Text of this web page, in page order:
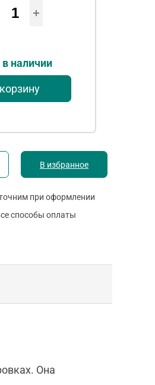
в наличии
В избранное
при оформлении
способы оплаты
Она